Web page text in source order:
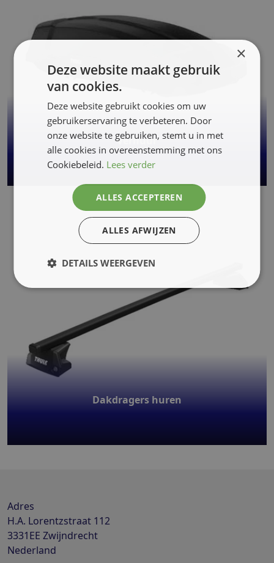
Verhuur
Dakdragers huren
Adres
H.A. Lorentzstraat 112
3331EE Zwijndrecht
Nederland
×
Deze website maakt gebruik
van cookies.
Deze website gebruikt cookies om uw
gebruikerservaring te verbeteren. Door
onze website te gebruiken, stemt u in met
alle cookies in overeenstemming met ons
Cookiebeleid. Lees verder
ALLES ACCEPTEREN
ALLES AFWIJZEN
DETAILS WEERGEVEN